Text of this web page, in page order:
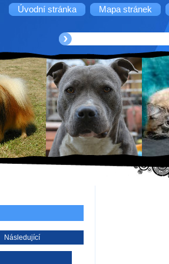
Úvodní stránka Mapa stránek
Následující